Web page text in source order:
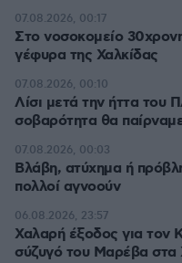
Στο νοσοκομείο
γέφυρα της Χαλκίδας
07.08.2026, 00:17
Λίσι μετά την ήττα
σοβαρότητα θα
07.08.2026, 00:10
Βλάβη, ατύχημα ή
πολλοί αγνοούν
07.08.2026, 00:03
Χαλαρή έξοδος για τον
σύζυγό του Μαρέβα στα
06.08.2026, 23:57